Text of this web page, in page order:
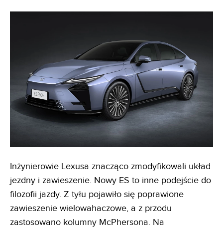
Inżynierowie Lexusa znacząco zmodyfikowali układ
jezdny i zawieszenie. Nowy ES to inne podejście do
filozofii jazdy. Z tyłu pojawiło się poprawione
zawieszenie wielowahaczowe, a z przodu
zastosowano kolumny McPhersona. Na